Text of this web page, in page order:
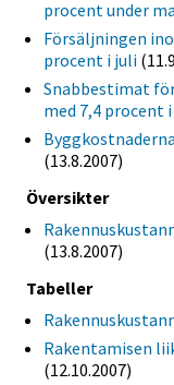
procent under
Försäljningen
procent i juli
Snabbestimat
med 7,4 procent
(13.8.2007)
Översikter
(13.8.2007)
Tabeller
Rakentamisen
(12.10.2007)